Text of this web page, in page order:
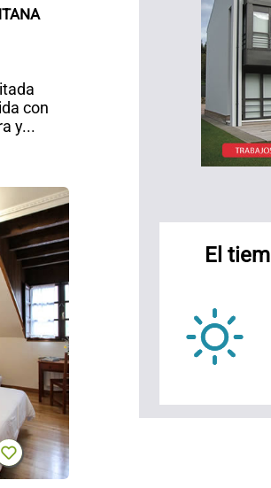
con
y...
Hotel
rural
El
Espino
El